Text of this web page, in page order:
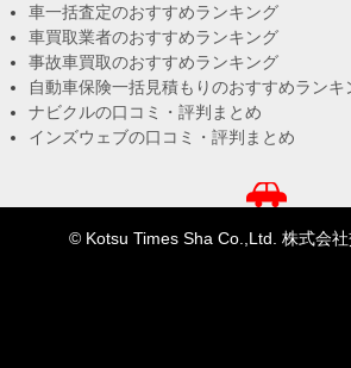
車一括査定のおすすめランキング
車買取業者のおすすめランキング
事故車買取のおすすめランキング
自動車保険一括見積もりのおすすめランキ
ナビクルの口コミ・評判まとめ
インズウェブの口コミ・評判まとめ
© Kotsu Times Sha Co.,Ltd. 株式会